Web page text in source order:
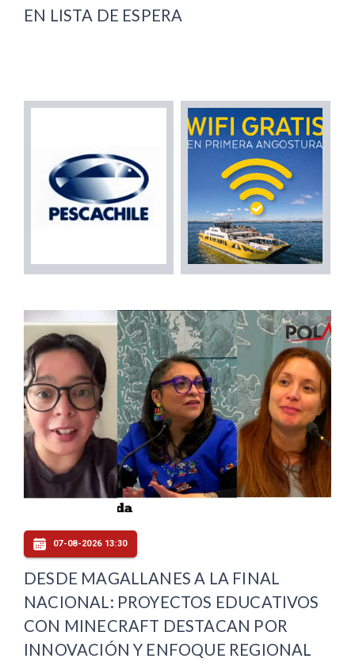
EN LISTA DE ESPERA
07-08-2026 13:30
DESDE MAGALLANES A LA FINAL
NACIONAL: PROYECTOS EDUCATIVOS
CON MINECRAFT DESTACAN POR
INNOVACIÓN Y ENFOQUE REGIONAL